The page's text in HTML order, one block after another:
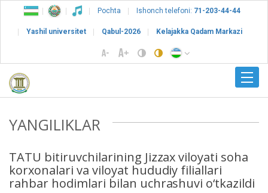
Pochta Ishonch telefoni: 71-203-44-44
Yashil universitet Qabul-2026 Kelajakka Qadam Markazi
YANGILIKLAR
TATU bitiruvchilarining Jizzax viloyati soha
korxonalari va viloyat hududiy filiallari
rahbar hodimlari bilan uchrashuvi o‘tkazildi